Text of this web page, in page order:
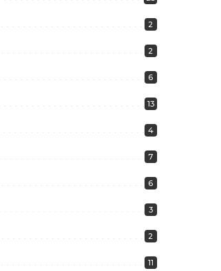
2
2
6
13
4
7
6
3
2
11